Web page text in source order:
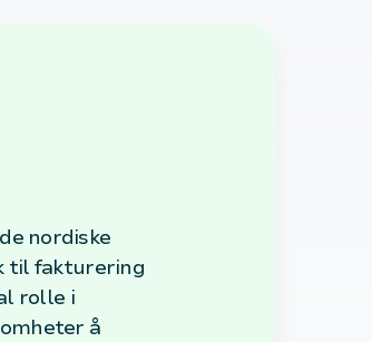
nordiske
til fakturering
rolle i
å